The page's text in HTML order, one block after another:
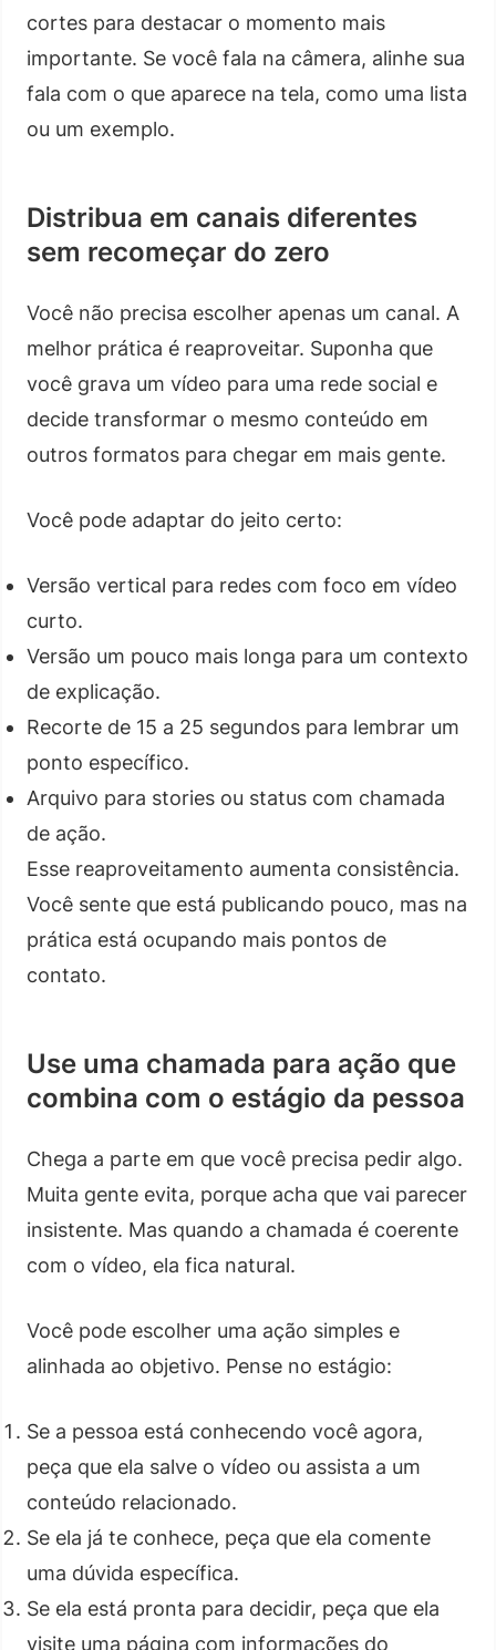
cortes para destacar o momento mais
importante. Se você fala na câmera, alinhe sua
fala com o que aparece na tela, como uma lista
ou um exemplo.
Distribua em canais diferentes
sem recomeçar do zero
Você não precisa escolher apenas um canal. A
melhor prática é reaproveitar. Suponha que
você grava um vídeo para uma rede social e
decide transformar o mesmo conteúdo em
outros formatos para chegar em mais gente.
Você pode adaptar do jeito certo:
Versão vertical para redes com foco em vídeo
curto.
Versão um pouco mais longa para um contexto
de explicação.
Recorte de 15 a 25 segundos para lembrar um
ponto específico.
Arquivo para stories ou status com chamada
de ação.
Esse reaproveitamento aumenta consistência.
Você sente que está publicando pouco, mas na
prática está ocupando mais pontos de
contato.
Use uma chamada para ação que
combina com o estágio da pessoa
Chega a parte em que você precisa pedir algo.
Muita gente evita, porque acha que vai parecer
insistente. Mas quando a chamada é coerente
com o vídeo, ela fica natural.
Você pode escolher uma ação simples e
alinhada ao objetivo. Pense no estágio:
Se a pessoa está conhecendo você agora,
peça que ela salve o vídeo ou assista a um
conteúdo relacionado.
Se ela já te conhece, peça que ela comente
uma dúvida específica.
Se ela está pronta para decidir, peça que ela
visite uma página com informações do